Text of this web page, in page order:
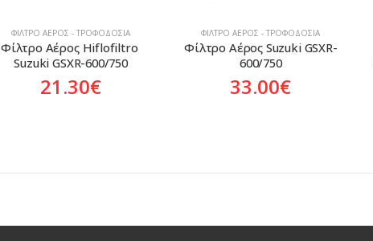
ΦΊΛΤΡΟ ΑΈΡΟΣ - ΤΡΟΦΟΔΟΣΊΑ
Φίλτρο Αέρος Hiflofiltro
Suzuki GSXR-600/750
21.30€
ΦΊΛΤΡΟ ΑΈΡΟΣ - ΤΡΟΦΟΔΟΣΊΑ
Φίλτρο Αέρος Suzuki GSXR-
600/750
33.00€